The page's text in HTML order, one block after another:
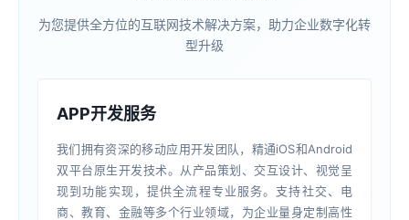
为您提供全方位的互联网技术解决方案，助力企业数字化转
型升级
APP开发服务
我们拥有资深的移动应用开发团队，精通iOS和Android
双平台原生开发技术。从产品策划、交互设计、视觉呈
现到功能实现，提供全流程专业服务。支持社交、电
商、教育、金融等多个行业领域，为企业量身定制高性